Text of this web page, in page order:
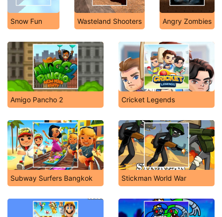
Snow Fun Wasteland Shooters Angry Zombies
Amigo Pancho 2 Cricket Legends
Subway Surfers Bangkok Stickman World War